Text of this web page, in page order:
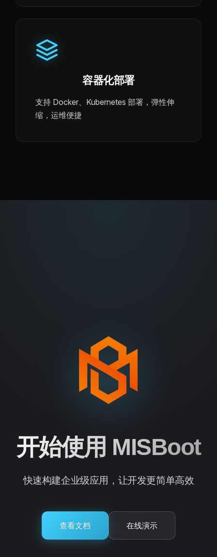
容器化部署
支持 Docker、Kubernetes 部署，弹性伸
缩，运维便捷
开始使用 MISBoot
快速构建企业级应用，让开发更简单高效
查看文档 在线演示